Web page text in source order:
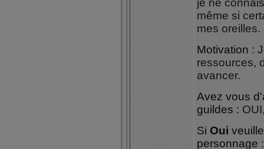
je ne
même si
mes oreilles.
Motivation :
ressources,
avancer.
Avez vous
guildes :
Si Oui
personnage :